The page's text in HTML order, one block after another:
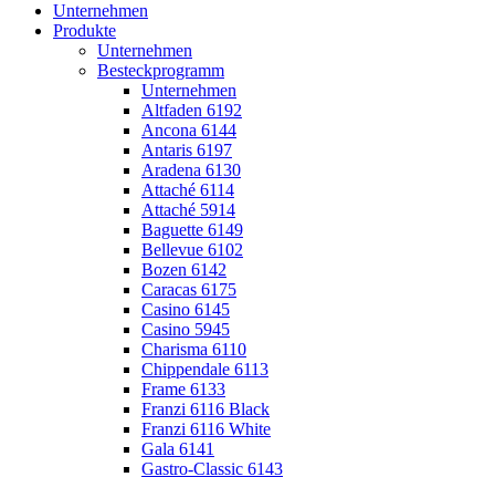
Unternehmen
Produkte
Unternehmen
Besteckprogramm
Unternehmen
Altfaden 6192
Ancona 6144
Antaris 6197
Aradena 6130
Attaché 6114
Attaché 5914
Baguette 6149
Bellevue 6102
Bozen 6142
Caracas 6175
Casino 6145
Casino 5945
Charisma 6110
Chippendale 6113
Frame 6133
Franzi 6116 Black
Franzi 6116 White
Gala 6141
Gastro-Classic 6143